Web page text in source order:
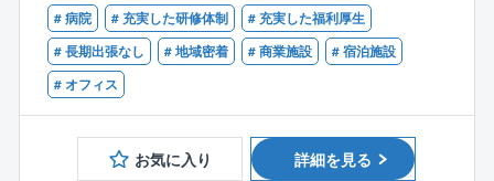
・労務管理
・予算管理
・原価管理
・自主検査
・官庁検査
・施主検査
・試運転対応など
【歓迎】
・図面からの拾い出し、積算経験がある方
・CADを用いての作図経験をお持ちの方
# 病院 # 充実した研修体制
# 充実した福利厚生
# 長期出張なし
# 地域密着 # 商業施設
# 宿泊施設
# オフィス
お気に入り 詳細を見る